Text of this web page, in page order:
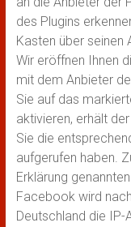
des Plugins
Kasten über
Wir eröffnen Ihnen
mit dem Anbieter
Sie auf das
aktivieren, erhält
Sie die
aufgerufen haben.
Erklärung
Facebook wird
Deutschland die